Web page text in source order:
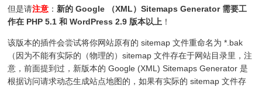
但是请注意 ： 新的 Google （XML）Sitemaps Generator 需要工
作在 PHP 5.1 和 WordPress 2.9 版本以上 ！
该版本的插件会尝试将你网站原有的 sitemap 文件重命名为 *.bak
（因为不能有实际的（物理的）sitemap 文件存在于网站目录里，注
意，前面提到过，新版本的 Google (XML) Sitemaps Generator 是
根据访问请求动态生成站点地图的，如果有实际的 sitemap 文件存